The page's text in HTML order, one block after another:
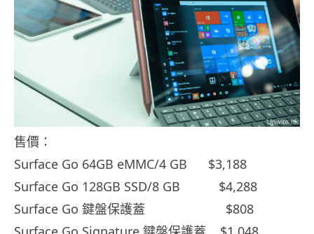
售價：
Surface Go 64GB eMMC/4 GB $3,188
Surface Go 128GB SSD/8 GB $4,288
Surface Go 鍵盤保護蓋 $808